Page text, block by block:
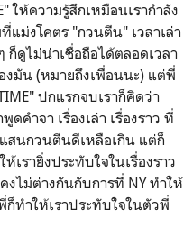
ห้ความรู้สึกเหมือนเรากำลัง
ม่งโคตร "กวนตีน" เวลาเล่า
ก็ดูไม่น่าเชื่อถือได้ตลอดเวลา
มัน (หมายถึงเพื่อนนะ) แต่พี่
ปกแรกจบเราก็คิดว่า
คำจา เรื่องเล่า เรื่องราว ที่
สนกวนตีนดีเหลือเกิน แต่ก็
เรายิ่งประทับใจในเรื่องราว
งไม่ต่างกันกับการที่ NY ทำให้
ทำให้เราประทับใจในตัวพี่